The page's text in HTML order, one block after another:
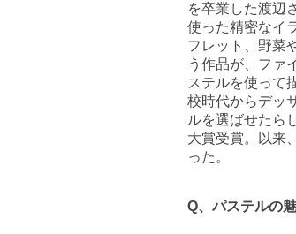
を卒業した渡辺
使った精密なイ
フレット、野菜
う作品が、ファ
ステルを使って
校時代からデッ
ルを選ばせたら
大賞受賞。以来
った。
Q、パステルの